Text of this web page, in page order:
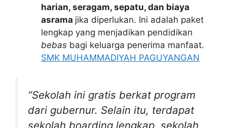
harian, seragam, sepatu, dan biaya
asrama jika diperlukan. Ini adalah paket
lengkap yang menjadikan pendidikan
bebas bagi keluarga penerima manfaat.
SMK MUHAMMADIYAH PAGUYANGAN
“Sekolah ini gratis berkat program
dari gubernur. Selain itu, terdapat
sekolah boarding lengkap, sekolah